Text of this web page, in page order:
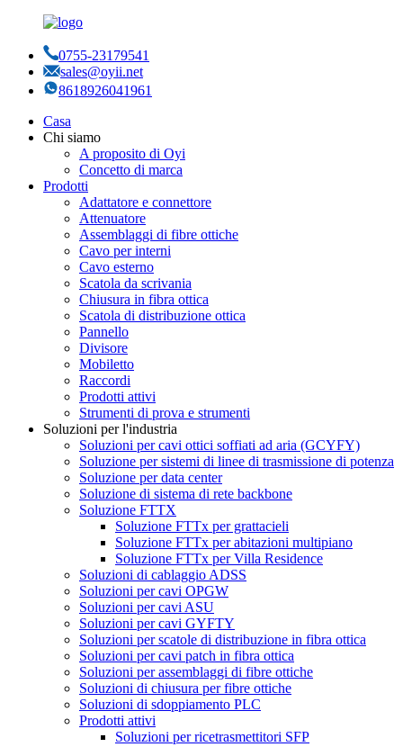
0755-23179541
sales@oyii.net
8618926041961
Casa
Chi siamo
A proposito di Oyi
Concetto di marca
Prodotti
Adattatore e connettore
Attenuatore
Assemblaggi di fibre ottiche
Cavo per interni
Cavo esterno
Scatola da scrivania
Chiusura in fibra ottica
Scatola di distribuzione ottica
Pannello
Divisore
Mobiletto
Raccordi
Prodotti attivi
Strumenti di prova e strumenti
Soluzioni per l'industria
Soluzioni per cavi ottici soffiati ad aria (GCYFY)
Soluzione per sistemi di linee di trasmissione di potenza
Soluzione per data center
Soluzione di sistema di rete backbone
Soluzione FTTX
Soluzione FTTx per grattacieli
Soluzione FTTx per abitazioni multipiano
Soluzione FTTx per Villa Residence
Soluzioni di cablaggio ADSS
Soluzioni per cavi OPGW
Soluzioni per cavi ASU
Soluzioni per cavi GYFTY
Soluzioni per scatole di distribuzione in fibra ottica
Soluzioni per cavi patch in fibra ottica
Soluzioni per assemblaggi di fibre ottiche
Soluzioni di chiusura per fibre ottiche
Soluzioni di sdoppiamento PLC
Prodotti attivi
Soluzioni per ricetrasmettitori SFP